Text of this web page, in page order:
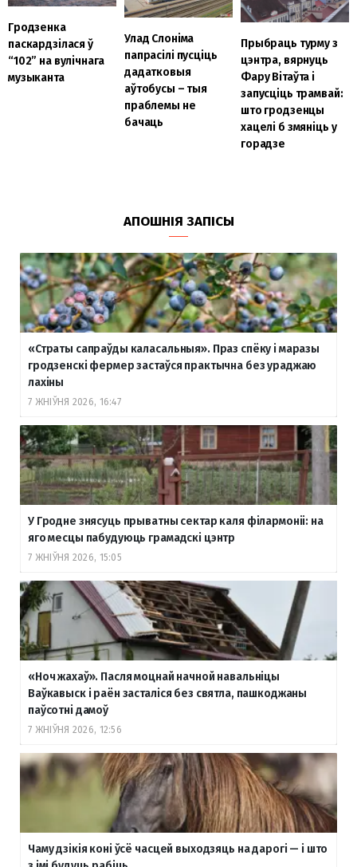
Гродзенка
паскардзілася ў
“102” на вулічнага
музыканта
Улад Слоніма
папрасілі пусціць
дадатковыя
аўтобусы – тыя
праблемы не
бачаць
Прыбраць турму з
цэнтра, вярнуць
Фару Вітаўта і
запусціць трамвай:
што гродзенцы
хацелі б змяніць у
горадзе
АПОШНІЯ ЗАПІСЫ
«Страты сапраўды каласальныя». Праз спёку і маразы
гродзенскі фермер застаўся практычна без ураджаю
лахіны
7 ЖНІЎНЯ 2026, 16:47
У Гродне знясуць прыватны сектар каля філармоніі: на
яго месцы пабудуюць грамадскі цэнтр
7 ЖНІЎНЯ 2026, 15:05
«Ноч жахаў». Пасля моцнай начной навальніцы
Ваўкавыск і раён засталіся без святла, пашкоджаны
паўсотні дамоў
7 ЖНІЎНЯ 2026, 12:56
Чаму дзікія коні ўсё часцей выходзяць на дарогі — і што